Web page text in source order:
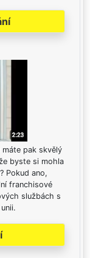
máte pak skvělý
byste si mohla
Pokud ano,
franchisové
službách s